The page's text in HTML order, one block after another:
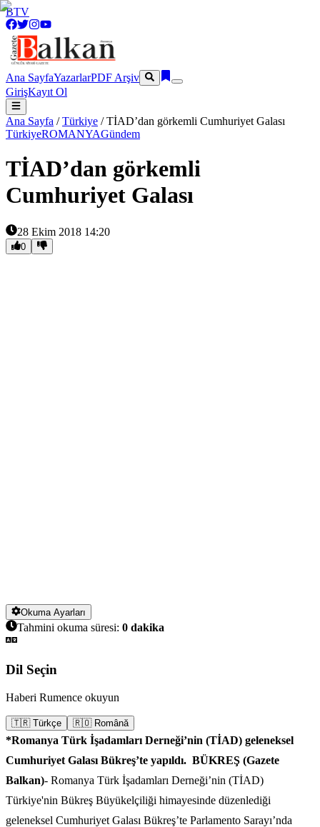
BTV
Ana SayfaYazarlarPDF Arşiv
GirişKayıt Ol
Ana Sayfa /Türkiye /TİAD’dan görkemli Cumhuriyet Galası
TürkiyeROMANYAGündem
TİAD’dan görkemli
Cumhuriyet Galası
28 Ekim 2018 14:20
0
Okuma Ayarları
Tahmini okuma süresi: 0 dakika
Dil Seçin
Haberi Rumence okuyun
🇹🇷 Türkçe 🇷🇴 Română
*Romanya Türk İşadamları Derneği’nin (TİAD) geleneksel
Cumhuriyet Galası Bükreş’te yapıldı. BÜKREŞ (Gazete
Balkan)- Romanya Türk İşadamları Derneği’nin (TİAD)
Türkiye'nin Bükreş Büyükelçiliği himayesinde düzenlediği
geleneksel Cumhuriyet Galası Bükreş’te Parlamento Sarayı’nda